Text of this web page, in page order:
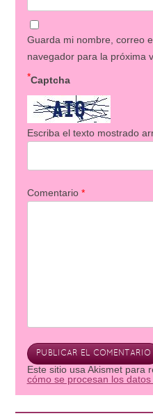
Guarda mi nombre, correo
navegador para la próxima
Captcha
*
Escriba el texto mostrado
Comentario *
Este sitio usa Akismet para
cómo se procesan los